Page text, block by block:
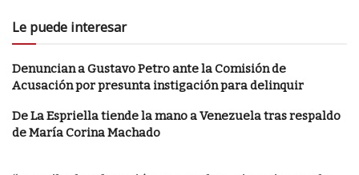
Le puede interesar
Denuncian a Gustavo Petro ante la Comisión de
Acusación por presunta instigación para delinquir
De La Espriella tiende la mano a Venezuela tras respaldo
de María Corina Machado